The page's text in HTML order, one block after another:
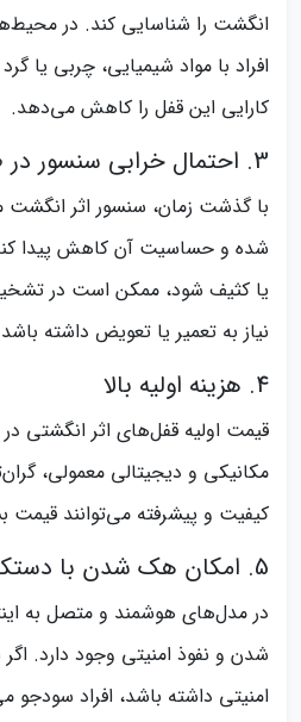
انگشت را شناسایی کند. در
افراد با مواد شیمیایی، چربی یا
کارایی این قفل را کاهش می‌دهد.
3. احتمال خرابی سنسور در طول زمان
با گذشت زمان، سنسور اثر
شده و حساسیت آن کاهش پیدا
یا کثیف شود، ممکن است در
نیاز به تعمیر یا تعویض داشته
4. هزینه اولیه بالا
قیمت اولیه قفل‌های اثر انگشتی
مکانیکی و دیجیتالی معمولی،
کیفیت و پیشرفته می‌توانند قیمت
5. امکان هک شدن با دستکاری نرم‌افزاری
شدن و نفوذ امنیتی وجود دارد.
امنیتی داشته باشد، افراد سودجو